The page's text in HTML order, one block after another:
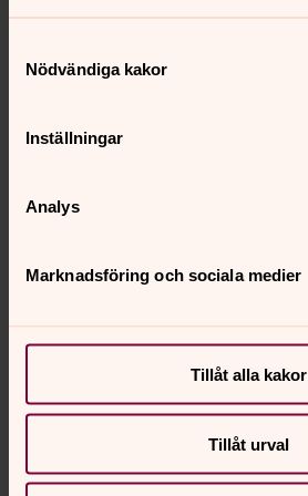
Nödvändiga kakor
Inställningar
Analys
Marknadsföring och sociala medier
Tillåt alla kakor
Tillåt urval
frågor.